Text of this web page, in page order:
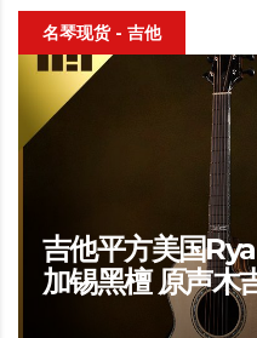
名琴现货 - 吉他
吉他平方美国
加锡黑檀 原声木